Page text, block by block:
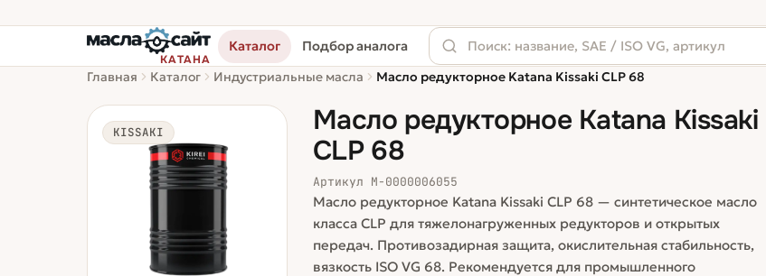
КАТАНА
Каталог Подбор аналога
Главная
Каталог Индустриальные масла Масло редукторное Katana Kissaki CLP 68
KISSAKI
Масло редукторное Katana Kissaki
CLP 68
Артикул М-0000006055
Масло редукторное Katana Kissaki CLP 68 — синтетическое масло
класса CLP для тяжелонагруженных редукторов и открытых
передач. Противозадирная защита, окислительная стабильность,
вязкость ISO VG 68. Рекомендуется для промышленного